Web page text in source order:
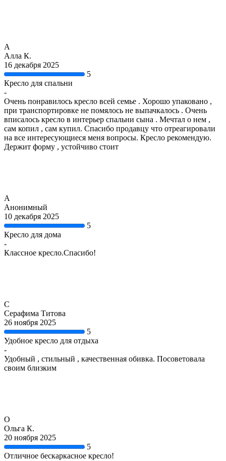
А
Алла К.
16 декабря 2025
5
Кресло для спальни
-
Очень понравилось кресло всей семье . Хорошо упаковано ,
при транспортировке не помялось не выпачкалось . Очень
вписалось кресло в интерьер спальни сына . Мечтал о нем ,
сам копил , сам купил. Спасибо продавцу что отреагировали
на все интересующиеся меня вопросы. Кресло рекомендую.
Держит форму , устойчиво стоит
А
Анонимный
10 декабря 2025
5
Кресло для дома
-
Классное кресло.Спасибо!
С
Серафима Титова
26 ноября 2025
5
Удобное кресло для отдыха
-
Удобный , стильный , качественная обивка. Посоветовала
своим близким
О
Ольга К.
20 ноября 2025
5
Отличное бескаркасное кресло!